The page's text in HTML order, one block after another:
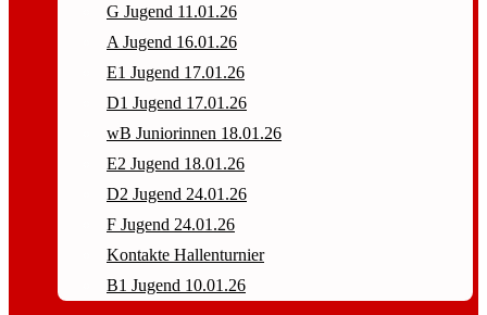
G Jugend 11.01.26
A Jugend 16.01.26
E1 Jugend 17.01.26
D1 Jugend 17.01.26
wB Juniorinnen 18.01.26
E2 Jugend 18.01.26
D2 Jugend 24.01.26
F Jugend 24.01.26
Kontakte Hallenturnier
B1 Jugend 10.01.26